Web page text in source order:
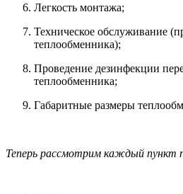
Легкость монтажа;
Техническое обслуживание
теплообменника);
Проведение дезинфекции
теплообменника;
Габаритные размеры
Теперь рассмотрим каждый пункт